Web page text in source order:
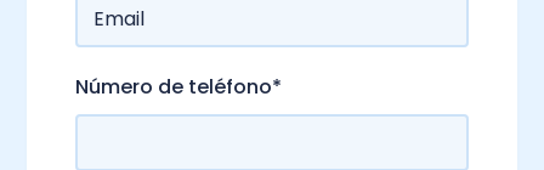
Número de teléfono*